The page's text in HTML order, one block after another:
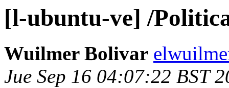
[l-ubuntu-ve] /
Wuilmer Bolivar
Jue Sep 16 04:07:22 BST